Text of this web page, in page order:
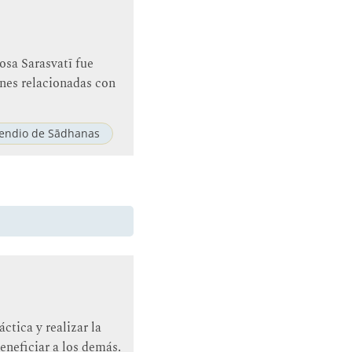
Sarasvatī fue
relacionadas con
de Sādhanas
y realizar la
a los demás.